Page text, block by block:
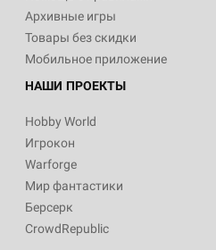
Архивные игры
Товары без скидки
Мобильное приложение
НАШИ ПРОЕКТЫ
Hobby World
Игрокон
Warforge
Мир фантастики
Берсерк
CrowdRepublic